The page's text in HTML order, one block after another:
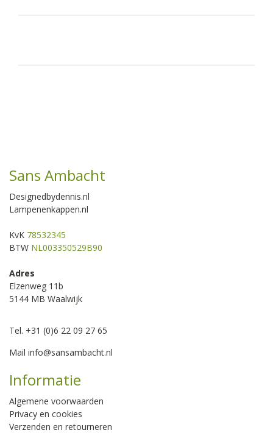
Sans Ambacht
Designedbydennis.nl
Lampenenkappen.nl
KvK 78532345
BTW NL003350529B90
Adres
Elzenweg 11b
5144 MB Waalwijk
Tel. +31 (0)6 22 09 27 65
Mail info@sansambacht.nl
Informatie
Algemene voorwaarden
Privacy en cookies
Verzenden en retourneren